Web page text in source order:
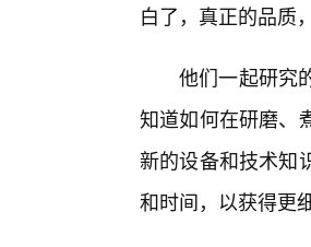
白了，真正的品质
他们一起研究
知道如何在研磨、
新的设备和技术知
和时间，以获得更